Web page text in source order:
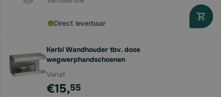
Direct leverbaar
Kerbl Wandhouder tbv. doos
wegwerphandschoenen
Vanaf
€15,55